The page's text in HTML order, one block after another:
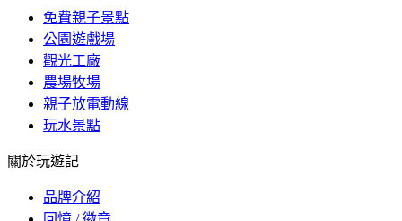
免費親子景點
公園遊戲場
觀光工廠
農場牧場
親子放電動線
玩水景點
關於玩遊記
品牌介紹